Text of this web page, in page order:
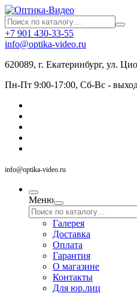
+7 901 430-33-55
info@optika-video.ru
620089, г. Екатеринбург, ул.
Пн-Пт 9:00-17:00, Сб-Вс -
info@optika-video.ru
Меню
Галерея
Доставка
Оплата
Гарантия
О магазине
Контакты
Для юр.лиц